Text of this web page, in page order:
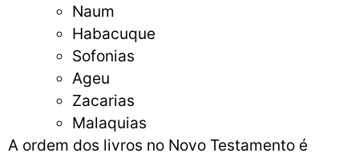
Naum
Habacuque
Sofonias
Ageu
Zacarias
Malaquias
A ordem dos livros no Novo Testamento é